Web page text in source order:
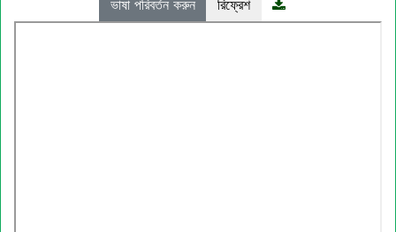
ভাষা পরিবর্তন করুন রিফ্রেশ